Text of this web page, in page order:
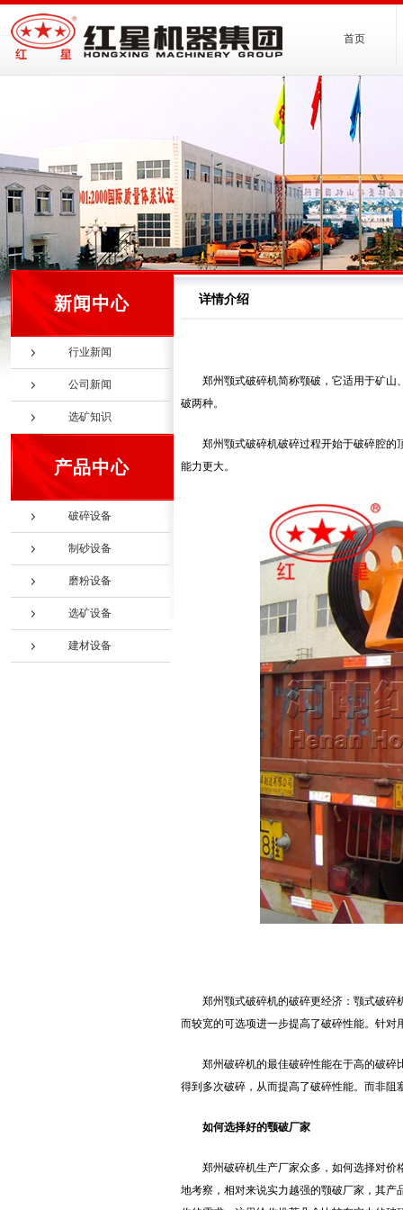
首页
新闻中心
行业新闻
公司新闻
选矿知识
产品中心
破碎设备
制砂设备
磨粉设备
选矿设备
建材设备
详情介绍
郑州颚式破碎机简称颚破，它适用于矿山
破两种。
郑州颚式破碎机破碎过程开始于破碎腔
能力更大。
郑州颚式破碎机的破碎更经济：颚式破
而较宽的可选项进一步提高了破碎性能。针
郑州破碎机的最佳破碎性能在于高的破
得到多次破碎，从而提高了破碎性能。而非
如何选择好的颚破厂家
郑州破碎机生产厂家众多，如何选择对
地考察，相对来说实力越强的颚破厂家，其